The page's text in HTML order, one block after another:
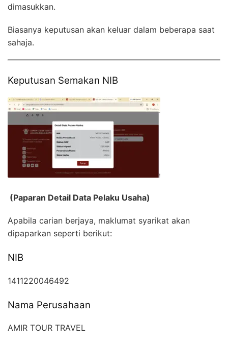
dimasukkan.
Biasanya keputusan akan keluar dalam beberapa saat
sahaja.
Keputusan Semakan NIB
(Paparan Detail Data Pelaku Usaha)
Apabila carian berjaya, maklumat syarikat akan
dipaparkan seperti berikut:
NIB
1411220046492
Nama Perusahaan
AMIR TOUR TRAVEL